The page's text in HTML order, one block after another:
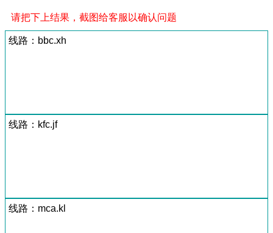
请把下上结果，截图给客服以确认问题
线路：bbc.xh
线路：kfc.jf
线路：mca.kl